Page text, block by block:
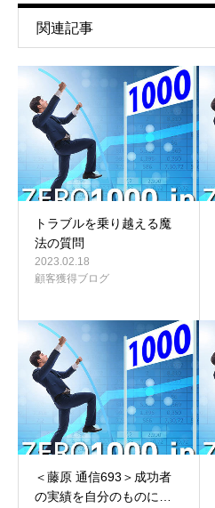
関連記事
トラブルを乗り越える魔
法の質問
2023.02.18
顧客獲得ブログ
＜藤原 通信693＞成功者
の実績を自分のものに…